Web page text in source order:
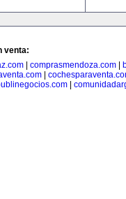
venta:
| comprasmendoza.com|
|